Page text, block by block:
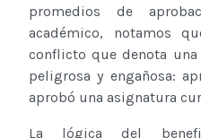
promedios de
académico, notamos
conflicto que denota
peligrosa y engañosa:
aprobó una asignatura
La lógica del